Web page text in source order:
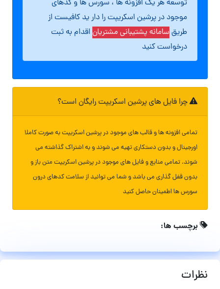
توسعه هر یک افزونه ها ، سورس ها و کدهای
موجود در پرشین اسکریپت را دار ید کافیست از
طریقسامانه پشتیبانی مشتریان اقدام به ثبت
درخواست کنید
چرا فایل های پرشین اسکریپت رایگان است؟
تمامی افزونه ها و قالب های موجود در پرشین اسکریپت به صورت کاملا
اورجینال و بدون دستکاری تهیه می شوند و به اشتراک گذاشته می
شوند. تمامی منابع و فایل های موجود در پرشین اسکریپت متن باز و
بدون قفل گذاری می باشد و شما می توانید از سلامت کدهای درون
سورس ها اطمینان حاصل کنید
برچسب ها:
نظرات